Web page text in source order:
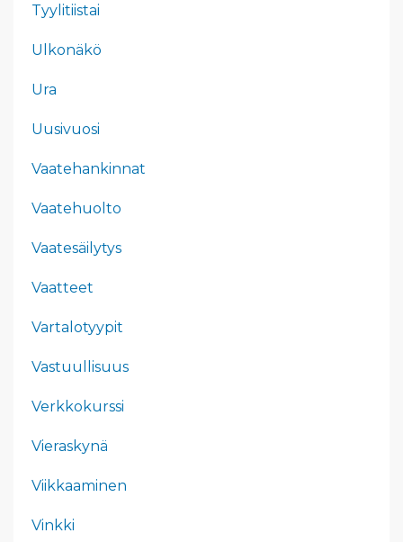
Tyylitiistai
Ulkonäkö
Ura
Uusivuosi
Vaatehankinnat
Vaatehuolto
Vaatesäilytys
Vaatteet
Vartalotyypit
Vastuullisuus
Verkkokurssi
Vieraskynä
Viikkaaminen
Vinkki